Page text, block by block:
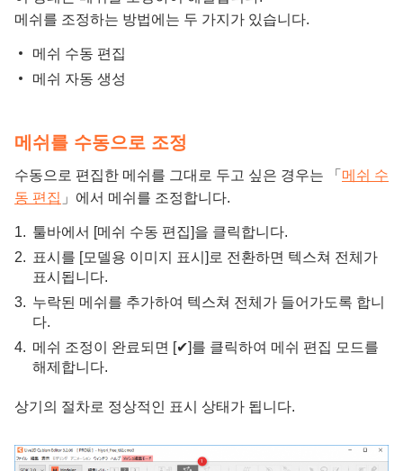
메쉬를 조정하는 방법에는 두 가지가 있습니다.
메쉬 수동 편집
메쉬 자동 생성
메쉬를 수동으로 조정
수동으로 편집한 메쉬를 그대로 두고 싶은 경우는 「 메쉬 수
동 편집 」에서 메쉬를 조정합니다.
툴바에서 [메쉬 수동 편집]을 클릭합니다.
표시를 [모델용 이미지 표시]로 전환하면 텍스쳐 전체가
표시됩니다.
누락된 메쉬를 추가하여 텍스쳐 전체가 들어가도록 합니
다.
메쉬 조정이 완료되면 [✔]를 클릭하여 메쉬 편집 모드를
해제합니다.
상기의 절차로 정상적인 표시 상태가 됩니다.